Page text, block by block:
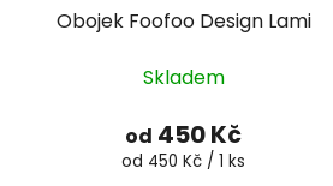
Obojek Foofoo Design Lami
Skladem
od 450 Kč
Měrná
od 450 Kč / 1 ks